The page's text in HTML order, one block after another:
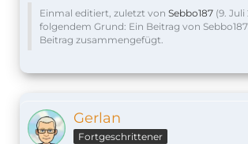
Einmal editiert, zuletzt von Sebbo187 (9. Juli
folgendem Grund: Ein Beitrag von
Beitrag zusammengefügt.
Gerlan
Fortgeschrittener